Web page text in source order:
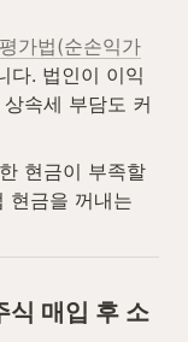
가법(순손익가
다. 법인이 이익
속세 부담도 커
현금이 부족할
현금을 꺼내는
매입 후 소